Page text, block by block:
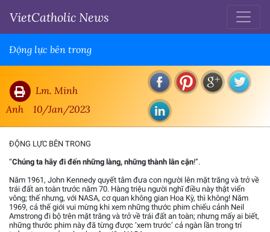
VietCatholic News
Động lực bên trong
Lm. Minh
Anh
10/Jan/2023
ĐỘNG LỰC BÊN TRONG
“Chúng ta hãy đi đến những làng, những thành lân cận!”.
Năm 1961, John Kennedy quyết tâm đưa con người lên mặt trăng và trở về
trái đất an toàn trước năm 70. Hàng triệu người nghĩ điều này thật viển
vông; thế nhưng, với NASA, cơ quan không gian Hoa Kỳ, thì không! Năm
1969, cả thế giới vui mừng khi xem những thước phim chiếu cảnh Neil
Amstrong đi bộ trên mặt trăng và trở về trái đất an toàn; nhưng mấy ai biết,
những thước phim này đã từng được ‘xem trước’ cả ngàn lần trong trí